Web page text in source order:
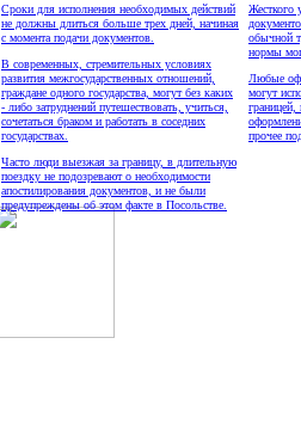
Сроки для исполнения необходимых действий
не должны длиться больше трех дней, начиная
с момента подачи документов.
В современных, стремительных условиях
развития межгосударственных отношений,
граждане одного государства, могут без каких
- либо затруднений путешествовать, учиться,
сочетаться браком и работать в соседних
государствах.
Часто люди выезжая за границу, в длительную
поездку не подозревают о необходимости
апостилирования документов, и не были
предупреждены об этом факте в Посольстве.
Жесткого
обычной
нормы
Любые
могут
границей,
прочее